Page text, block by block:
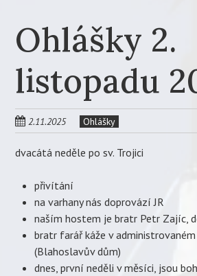
Ohlášky 2.
listopadu
2.11.2025 Ohlášky
dvacátá neděle po sv. Trojici
přivítání
na varhany nás doprovází JR
naším hostem je bratr Petr Zajíc,
bratr farář káže v
(Blahoslavův dům)
dnes, první neděli v měsíci, jsou